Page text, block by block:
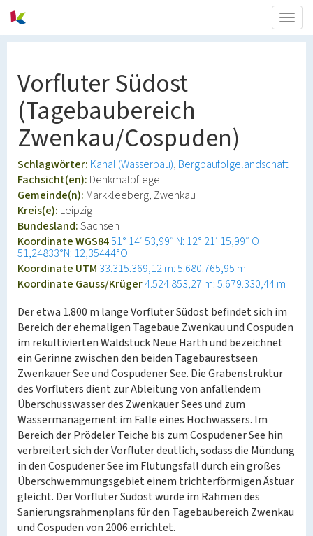
Vorfluter Südost
(Tagebaubereich
Zwenkau/Cospuden)
Schlagwörter: Kanal (Wasserbau) Bergbaufolgelandschaft
Fachsicht(en): Denkmalpflege
Gemeinde(n): Markkleeberg, Zwenkau
Kreis(e): Leipzig
Bundesland:Sachsen
Koordinate WGS8451° 14′ 53,99″ N: 12° 21′ 15,99″ O
51,24833°N: 12,35444°O
Koordinate UTM 33.315.369,12 m: 5.680.765,95 m
Koordinate Gauss/Krüger4.524.853,27 m: 5.679.330,44 m
Der etwa 1.800 m lange Vorfluter Südost befindet sich im
Bereich der ehemaligen Tagebaue Zwenkau und Cospuden
im rekultivierten Waldstück Neue Harth und bezeichnet
ein Gerinne zwischen den beiden Tagebaurestseen
Zwenkauer See und Cospudener See. Die Grabenstruktur
des Vorfluters dient zur Ableitung von anfallendem
Überschusswasser des Zwenkauer Sees und zum
Wassermanagement im Falle eines Hochwassers. Im
Bereich der Prödeler Teiche bis zum Cospudener See hin
verbreitert sich der Vorfluter deutlich, sodass die Mündung
in den Cospudener See im Flutungsfall durch ein großes
Überschwemmungsgebiet einem trichterförmigen Ästuar
gleicht. Der Vorfluter Südost wurde im Rahmen des
Sanierungsrahmenplans für den Tagebaubereich Zwenkau
und Cospuden von 2006 errichtet.